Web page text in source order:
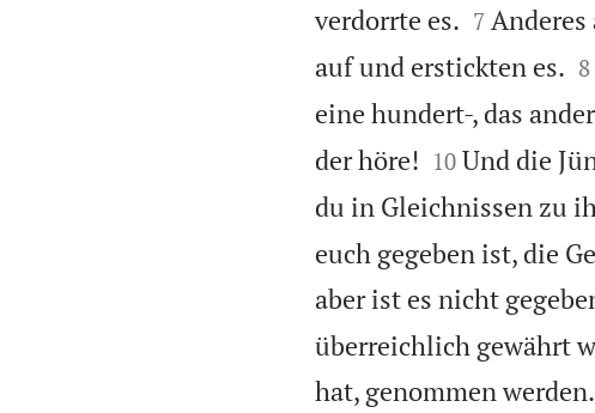
verdorrte es.
7
auf und erstickten es.
8
eine hundert-, das
der höre!
10 Und die
du in Gleichnissen zu
euch gegeben ist, die
aber ist es nicht
überreichlich gewährt
hat, genommen werden.